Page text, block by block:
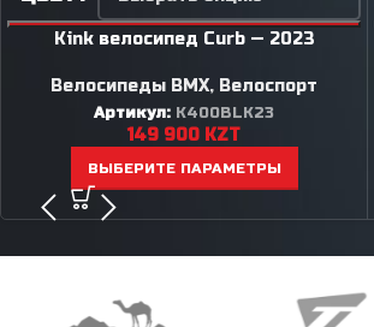
Kink велосипед Curb — 2023
Велосипеды BMX, Велоспорт
Артикул: K400BLK23
149 900 KZT
ВЫБЕРИТЕ ПАРАМЕТРЫ